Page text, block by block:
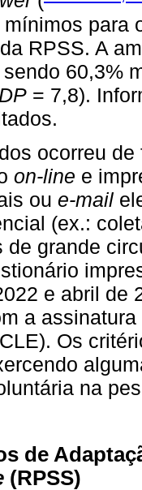
para
RPSS. A
60,3%
DP = 7,8).
ocorreu
on-line e
ou e-mail
(ex.:
de grande
e abril de
a
Os
na
de
(RPSS)